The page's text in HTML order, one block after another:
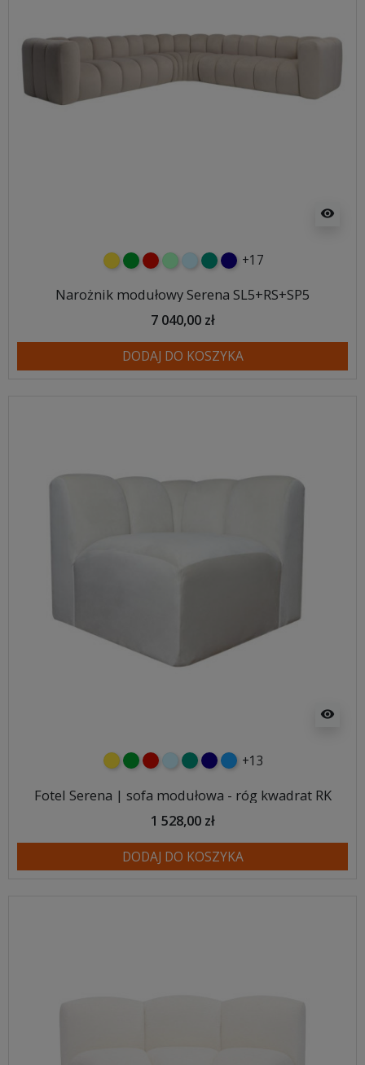
visibility
żółtyzielonyczerwony
miętowybłękitnyturkusowy
granatowy
+17
Narożnik modułowy Serena SL5+RS+SP5
7 040,00 zł
DODAJ DO KOSZYKA
visibility
żółtyzielonyczerwony
błękitnyturkusowy
granatowy
niebieski
+13
Fotel Serena | sofa modułowa - róg kwadrat RK
1 528,00 zł
DODAJ DO KOSZYKA